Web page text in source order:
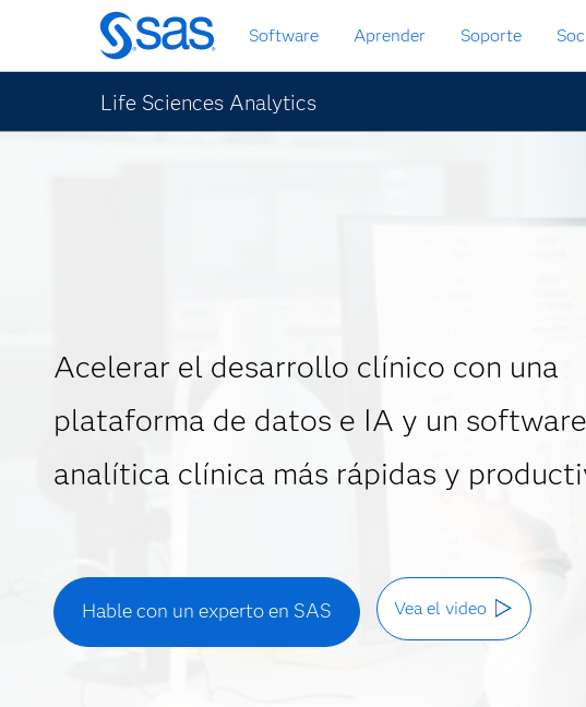
al
contenido
principal
Software Aprender Soporte
Life Sciences Analytics
Acelerar el desarrollo clínico con una
plataforma de datos e IA y un
analítica clínica más rápidas y
Hable con un experto en SAS Vea el video